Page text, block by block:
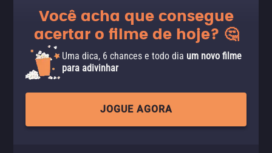
Você acha que consegue
acertar o filme de hoje? 🤔
Uma dica, 6 chances e todo dia um novo filme
para adivinhar
JOGUE AGORA